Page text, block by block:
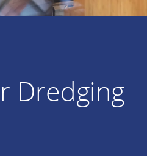
Dredging